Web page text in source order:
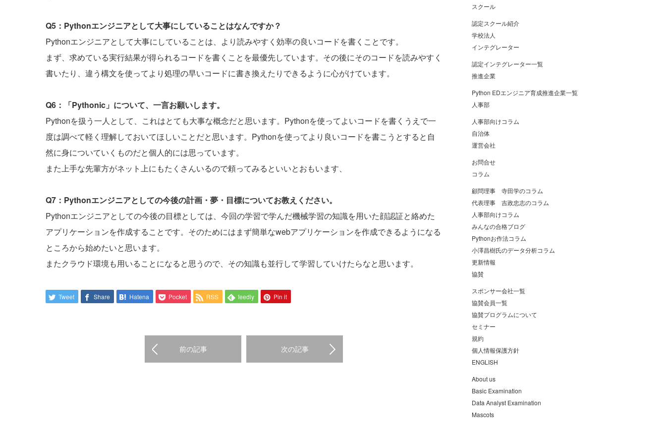
Q5：Pythonエンジニアとして大事にしていることはなんですか？
Pythonエンジニアとして大事にしていることは、より読みやすく効率の良いコードを書くことです。
まず、求めている実行結果が得られるコードを書くことを最優先しています。その後にそのコードを読みやすく
書いたり、違う構文を使ってより処理の早いコードに書き換えたりできるように心がけています。
Q6：「Pythonic」について、一言お願いします。
Pythonを扱う一人として、これはとても大事な概念だと思います。Pythonを使ってよいコードを書くうえで一
度は調べて軽く理解しておいてほしいことだと思います。Pythonを使ってより良いコードを書こうとすると自
然に身についていくものだと個人的には思っています。
また上手な先輩方がネット上にもたくさんいるので頼ってみるといいとおもいます、
Q7：Pythonエンジニアとしての今後の計画・夢・目標についてお教えください。
Pythonエンジニアとしての今後の目標としては、今回の学習で学んだ機械学習の知識を用いた顔認証と絡めた
アプリケーションを作成することです。そのためにはまず簡単なwebアプリケーションを作成できるようになる
ところから始めたいと思います。
またクラウド環境も用いることになると思うので、その知識も並行して学習していけたらなと思います。
Tweet Share Hatena Pocket RSS feedly Pin it
前の記事 次の記事
スクール
認定スクール紹介
学校法人
インテグレーター
認定インテグレーター一覧
推進企業
Python EDエンジニア育成推進企業一覧
人事部
人事部向けコラム
自治体
運営会社
お問合せ
コラム
顧問理事 寺田学のコラム
代表理事 吉政忠志のコラム
人事部向けコラム
みんなの合格ブログ
Pythonお作法コラム
小澤昌樹氏のデータ分析コラム
更新情報
協賛
スポンサー会社一覧
協賛会員一覧
協賛プログラムについて
セミナー
規約
個人情報保護方針
ENGLISH
About us
Basic Examination
Data Analyst Examination
Mascots